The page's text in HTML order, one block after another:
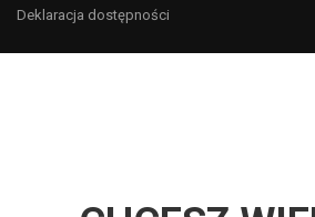
Deklaracja dostępności